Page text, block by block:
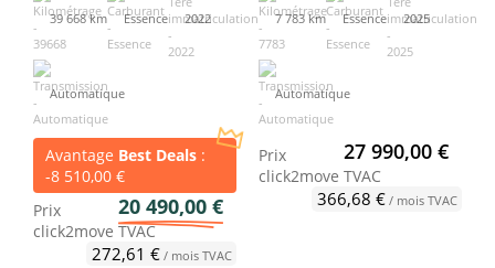
39 668 km Essence 2022
Automatique
Avantage Best Deals :
-8 510,00 €
Prix
click2move
20 490,00 €
TVAC
272,61 €/ mois TVAC
7 783 km Essence 2025
Automatique
Prix
click2move
27 990,00 €
TVAC
366,68 €/ mois TVAC